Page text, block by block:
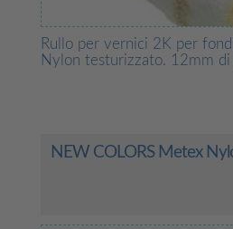
Rullo per vernici 2K per
Nylon testurizzato. 12mm di
NEW COLORS Metex